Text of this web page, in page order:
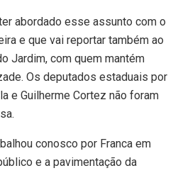
abordado esse assunto com o
e que vai reportar também ao
Jardim, com quem mantém
Os deputados estaduais por
e Guilherme Cortez não foram
conosco por Franca em
e a pavimentação da